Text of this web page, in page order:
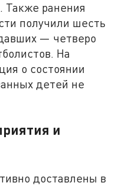
Также ранения
получили шесть
— четверо
На
о состоянии
детей не
и
доставлены в